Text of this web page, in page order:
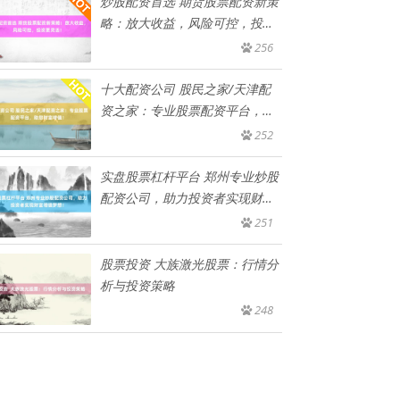
略：放大收益，风险可控，投资
256
十大配资公司 股民之家/天津配
资之家：专业股票配资平台，助
252
实盘股票杠杆平台 郑州专业炒股
配资公司，助力投资者实现财富
251
股票投资 大族激光股票：行情分
析与投资策略
248